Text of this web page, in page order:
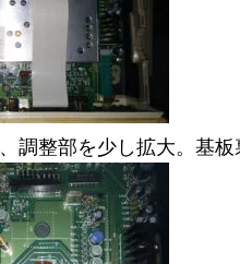
調整部を少し拡大。基